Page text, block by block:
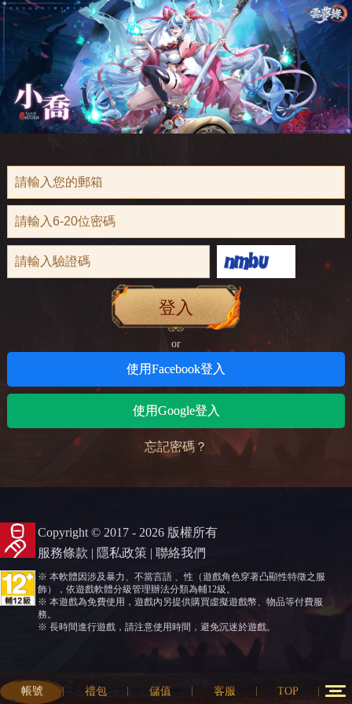
登入
or
使用Facebook登入
使用Google登入
忘記密碼？
Copyright © 2017 - 2026 版權所有
服務條款 | 隱私政策 | 聯絡我們
※ 本軟體因涉及暴力、不當言語 、性（遊戲角色穿著凸顯性特徵之服
飾），依遊戲軟體分級管理辦法分類為輔12級。
※ 本遊戲為免費使用，遊戲內另提供購買虛擬遊戲幣、物品等付費服
務。
※ 長時間進行遊戲，請注意使用時間，避免沉迷於遊戲。
帳號 禮包 儲值 客服 TOP 12